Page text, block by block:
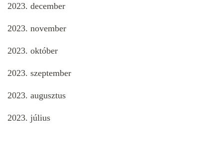
2023. december
2023. november
2023. október
2023. szeptember
2023. augusztus
2023. július